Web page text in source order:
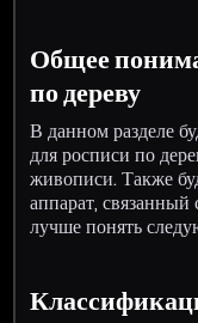
Общее
по дереву
В данном разделе
для росписи по
живописи. Также
аппарат,
лучше понять